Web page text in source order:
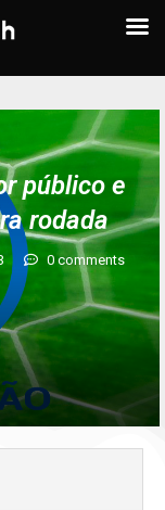
público e
rodada
0 comments